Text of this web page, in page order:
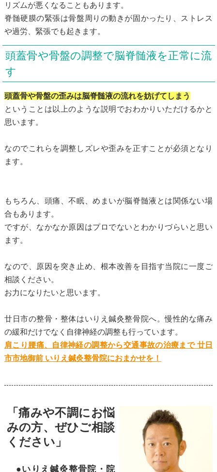
リズムが悪くなることもあります。
脊髄硬膜の緊張は骨盤周りの動きが固かったり、ストレス
や過労、緊張でも起きます。
頭蓋骨や骨盤の調整で脳脊髄液を正常に流
す
頭蓋骨や骨盤の歪みは脳脊髄液の流れを妨げてしまう
ということは以上のような説明でおわかりいただけるかと
思います。
なのでこれらを調整しズレや歪みを正すことが必須となり
ます。
もちろん、頭痛、不眠、めまいが脳脊髄液とは関係ない場
合もあります。
ですが、なかなか原因はプロでないとわかりづらいと思い
ます。
なので、原因を突き止め、根本改善を目指す当院に一度ご
相談ください。
お力になりたいと思います。
廿日市の整骨・整体はいりえ鍼灸整骨院へ。慢性的な痛み
の緩和だけでなく自律神経の調整も行っています。
肩こり腰痛、自律神経の調整から交通事故の治療まで 廿日
市市地御前 いりえ鍼灸整骨院におまかせを！
「痛みや不調にお悩
みの方、ぜひご相談
ください」
●いりえ鍼灸整骨院・院